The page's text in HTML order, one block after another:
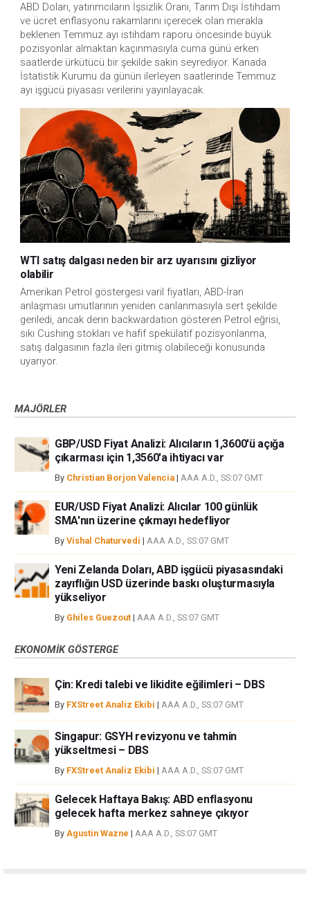
ABD Doları, yatırımcıların İşsizlik Oranı, Tarım Dışı İstihdam
ve ücret enflasyonu rakamlarını içerecek olan merakla
beklenen Temmuz ayı istihdam raporu öncesinde büyük
pozisyonlar almaktan kaçınmasıyla cuma günü erken
saatlerde ürkütücü bir şekilde sakin seyrediyor. Kanada
İstatistik Kurumu da günün ilerleyen saatlerinde Temmuz
ayı işgücü piyasası verilerini yayınlayacak.
WTI satış dalgası neden bir arz uyarısını gizliyor
olabilir
Amerikan Petrol göstergesi varil fiyatları, ABD-İran
anlaşması umutlarının yeniden canlanmasıyla sert şekilde
geriledi, ancak derin backwardation gösteren Petrol eğrisi,
sıkı Cushing stokları ve hafif spekülatif pozisyonlanma,
satış dalgasının fazla ileri gitmiş olabileceği konusunda
uyarıyor.
MAJÖRLER
GBP/USD Fiyat Analizi: Alıcıların 1,3600'ü açığa
çıkarması için 1,3560'a ihtiyacı var
By Christian Borjon Valencia | AAA A.D., SS:07 GMT
EUR/USD Fiyat Analizi: Alıcılar 100 günlük
SMA'nın üzerine çıkmayı hedefliyor
By Vishal Chaturvedi | AAA A.D., SS:07 GMT
Yeni Zelanda Doları, ABD işgücü piyasasındaki
zayıflığın USD üzerinde baskı oluşturmasıyla
yükseliyor
By Ghiles Guezout | AAA A.D., SS:07 GMT
EKONOMIK GÖSTERGE
Çin: Kredi talebi ve likidite eğilimleri – DBS
By FXStreet Analiz Ekibi | AAA A.D., SS:07 GMT
Singapur: GSYH revizyonu ve tahmin
yükseltmesi – DBS
By FXStreet Analiz Ekibi | AAA A.D., SS:07 GMT
Gelecek Haftaya Bakış: ABD enflasyonu
gelecek hafta merkez sahneye çıkıyor
By Agustin Wazne | AAA A.D., SS:07 GMT